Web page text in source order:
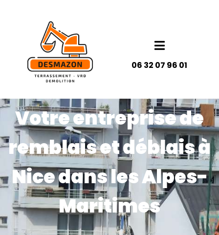
06 32 07 96 01
Votre entreprise de
remblais et déblais à
Nice dans les Alpes-
Maritimes